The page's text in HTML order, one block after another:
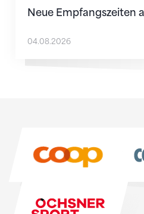
Neue Empfangszeiten
04.08.2026